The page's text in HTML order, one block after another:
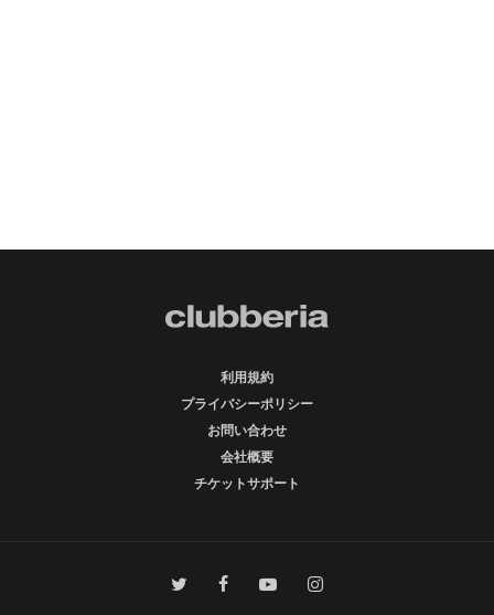
利用規約
プライバシーポリシー
お問い合わせ
会社概要
チケットサポート